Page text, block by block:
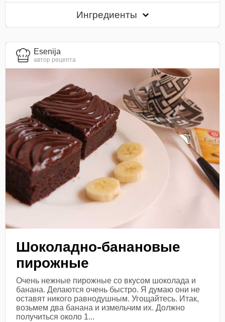
Ингредиенты
Esenija
автор рецепта
Шоколадно-банановые
пирожные
Очень нежные пирожные со вкусом шоколада и
банана. Делаются очень быстро. Я думаю они не
оставят никого равнодушным. Угощайтесь. Итак,
возьмем два банана и измельчим их. Должно
получиться около 1...